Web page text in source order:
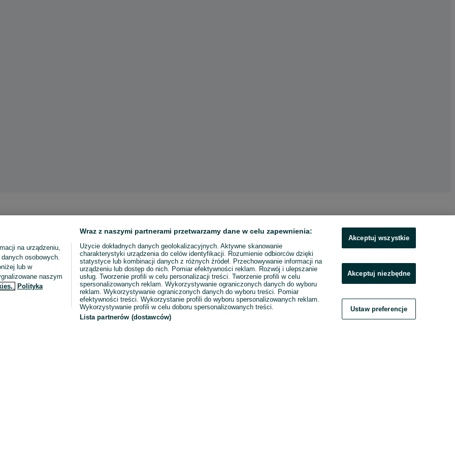
na urządzeniu,
osobowych.
lub w
naszym
Polityka
Wraz z naszymi partnerami przetwarzamy dane w celu zapewnienia:
Użycie dokładnych danych geolokalizacyjnych. Aktywne skanowanie
charakterystyki urządzenia do celów identyfikacji. Rozumienie odbiorców dzięki
statystyce lub kombinacji danych z różnych źródeł. Przechowywanie informacji na
urządzeniu lub dostęp do nich. Pomiar efektywności reklam. Rozwój i ulepszanie
usług. Tworzenie profili w celu personalizacji treści. Tworzenie profili w celu
spersonalizowanych reklam. Wykorzystywanie ograniczonych danych do wyboru
reklam. Wykorzystywanie ograniczonych danych do wyboru treści. Pomiar
efektywności treści. Wykorzystanie profili do wyboru spersonalizowanych reklam.
Wykorzystywanie profili w celu doboru spersonalizowanych treści.
Lista partnerów (dostawców)
Akceptuj wszystkie
Akceptuj niezbędne
Ustaw preferencje